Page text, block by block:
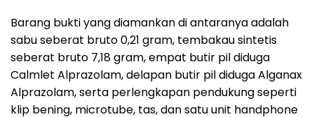
Barang bukti yang diamankan di antaranya adalah
sabu seberat bruto 0,21 gram, tembakau sintetis
seberat bruto 7,18 gram, empat butir pil diduga
Calmlet Alprazolam, delapan butir pil diduga Alganax
Alprazolam, serta perlengkapan pendukung seperti
klip bening, microtube, tas, dan satu unit handphone